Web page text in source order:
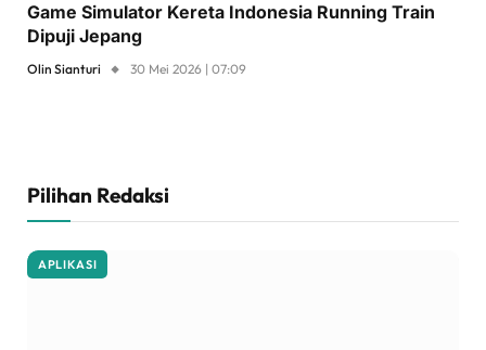
Game Simulator Kereta Indonesia Running Train
Dipuji Jepang
Olin Sianturi 30 Mei 2026 | 07:09
Pilihan Redaksi
APLIKASI